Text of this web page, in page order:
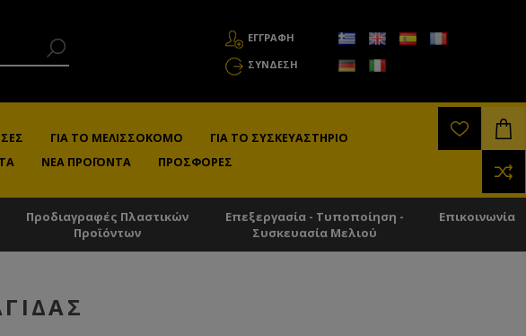
ΕΓΓΡΑΦΗ
ΣΎΝΔΕΣΗ
ΓΙΑ ΤΟ ΜΕΛΙΣΣΟΚΌΜΟ
ΓΙΑ ΤΟ ΣΥΣΚΕΥΑΣΤΉΡΙΟ
ΝΈΑ ΠΡΟΪΌΝΤΑ ΠΡΟΣΦΟΡΈΣ
Προδιαγραφές Πλαστικών
Προϊόντων
Επεξεργασία - Τυποποίηση -
Συσκευασία Μελιού
Επικοινωνία